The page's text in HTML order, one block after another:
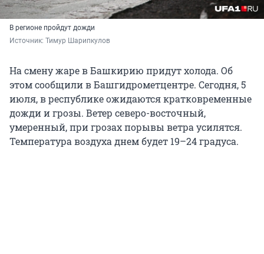
В регионе пройдут дожди
Источник: Тимур Шарипкулов
На смену жаре в Башкирию придут холода. Об
этом сообщили в Башгидрометцентре. Сегодня, 5
июля, в республике ожидаются кратковременные
дожди и грозы. Ветер северо-восточный,
умеренный, при грозах порывы ветра усилятся.
Температура воздуха днем будет 19–24 градуса.